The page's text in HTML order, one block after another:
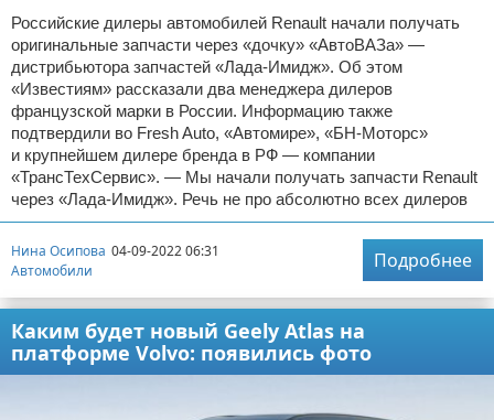
Российские дилеры автомобилей Renault начали получать
оригинальные запчасти через «дочку» «АвтоВАЗа» —
дистрибьютора запчастей «Лада-Имидж». Об этом
«Известиям» рассказали два менеджера дилеров
французской марки в России. Информацию также
подтвердили во Fresh Auto, «Автомире», «БН-Моторс»
и крупнейшем дилере бренда в РФ — компании
«ТрансТехСервис». — Мы начали получать запчасти Renault
через «Лада-Имидж». Речь не про абсолютно всех дилеров
Нина Осипова 04-09-2022 06:31
Автомобили
Подробнее
Каким будет новый Geely Atlas на
платформе Volvo: появились фото